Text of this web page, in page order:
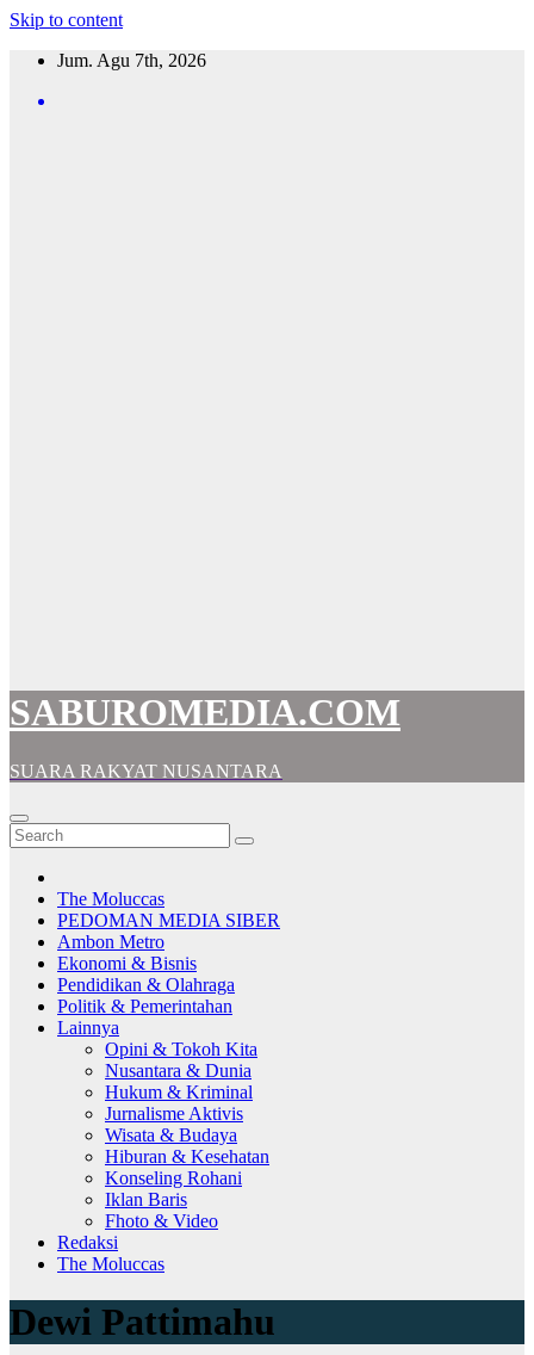
Skip to content
Jum. Agu 7th, 2026
SABUROMEDIA.COM
SUARA RAKYAT NUSANTARA
The Moluccas
PEDOMAN MEDIA SIBER
Ambon Metro
Ekonomi & Bisnis
Pendidikan & Olahraga
Politik & Pemerintahan
Lainnya
Opini & Tokoh Kita
Nusantara & Dunia
Hukum & Kriminal
Jurnalisme Aktivis
Wisata & Budaya
Hiburan & Kesehatan
Konseling Rohani
Iklan Baris
Fhoto & Video
Redaksi
The Moluccas
Dewi Pattimahu